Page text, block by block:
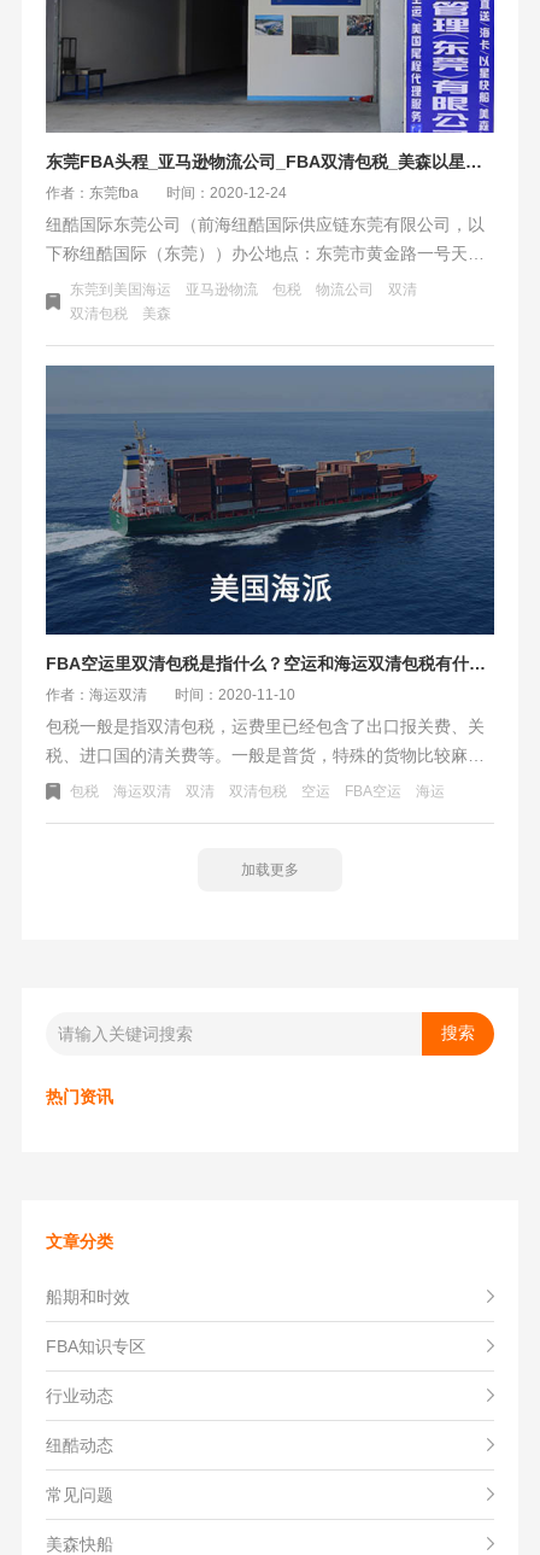
东莞FBA头程_亚马逊物流公司_FBA双清包税_美森以星快船
作者：东莞fba 时间：2020-12-24
纽酷国际东莞公司（前海纽酷国际供应链东莞有限公司，以
下称纽酷国际（东莞））办公地点：东莞市黄金路一号天安
数码城B2栋701-02室；仓库地址位于东莞市南城街道白马先
锋路13号c栋1楼1跨。是纽酷国际在东莞分布，经营东莞到
行提供fba海运、空运一条龙服务。
东莞到美国海运 亚马逊物流 包税 物流公司
双清
双清包税
美森
FBA空运里双清包税是指什么？空运和海运双清包税有什么区别
作者：海运双清 时间：2020-11-10
包税一般是指双清包税，运费里已经包含了出口报关费、关
税、进口国的清关费等。一般是普货，特殊的货物比较麻烦
是排除在外的。双清包税到门其中还有送货上门的派送。这
包税 海运双清 双清 双清包税 空运 FBA空运 海运
加载更多
热门资讯
文章分类
船期和时效
FBA知识专区
行业动态
纽酷动态
常见问题
美森快船